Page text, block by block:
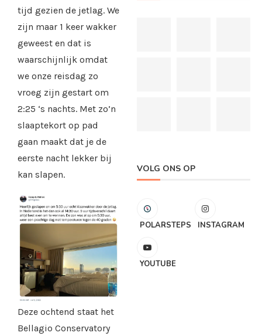
tijd gezien de jetlag. We
zijn maar 1 keer wakker
geweest en dat is
waarschijnlijk omdat
we onze reisdag zo
vroeg zijn gestart om
2:25 ‘s nachts. Met zo’n
slaaptekort op pad
gaan maakt dat je de
eerste nacht lekker bij
kan slapen.
Deze ochtend staat het
Bellagio Conservatory
VOLG ONS OP
POLARSTEPS INSTAGRAM
YOUTUBE